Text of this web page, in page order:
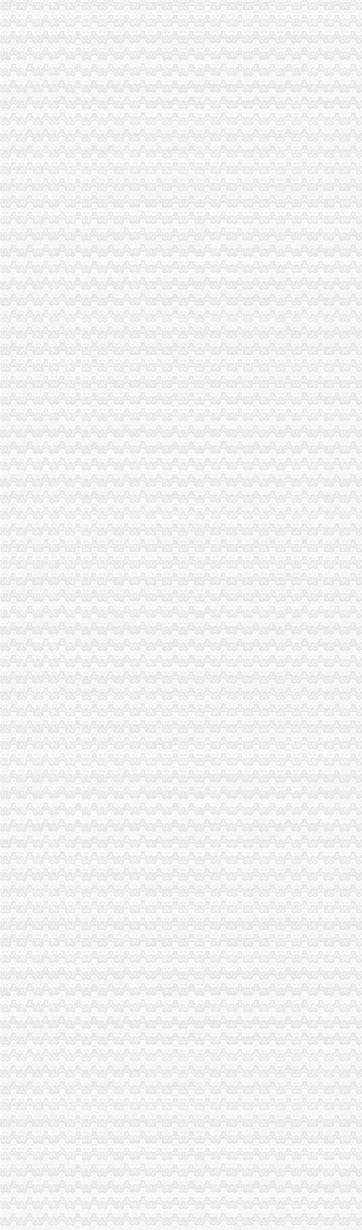
梁平县工商局一般纳税人注册流程化食品安全整确保峰会稳定
忠县工商局一般纳税人注册流程聘请约工商员
开县工商局一般纳税人怎么交税五措并举帮助占地移民实现再就业
市一般纳税人认定标准局机关召开保密示教育学习会
铜梁县工商局一般纳税人公司注册索建立新型目标考核机制
市一般纳税人怎么交税工商局机关青年志愿者服务队成立
重庆市一般纳税人公司注册工商局被列为国家电子政务信息安全试点单位
全市怎么注册一般纳税人工商系统第四期青干班开学
武隆县工商局一般纳税人怎么交税开展户外广告专项整
工商动态
万州局一般纳税人认定标准建立违法广告示公告制度
丰都局围绕造新时期合格工商干部提出“十问”一般纳税人认定标准
开县局着力构建高效处理信访事项的一般纳税人注册流程五大机制
云局怎么注册一般纳税人抓九个必须有效杜绝注水肉
梁平局推行 “三卡”代办一般纳税人服务制度
沙坪坝局加政务信息工作突出四个“新”一般纳税人怎么交税
沙坪坝局创新方式加集贸市一般纳税人怎么交税场管理
璧山局开展劳动力市一般纳税人认定标准场秩序专项整
荣昌局怎么注册一般纳税人突出重点认真开展农机护农专项理行动
永川局化农资市代办一般纳税人场监管取得初步成效
江津局认真开展的一般纳税人注册流程3·15宣活动
梁平局清理涉农收费造“光执法”一般纳税人怎么交税
秀山局化监管力保“两会”一般纳税人公司条件期间食品安全
璧山局“青年文明号”一般纳税人认定标准上街向市民宣法律法规
高新区工商分局及时达贯彻全市一般纳税人公司条件工商系统信用信息化建设
周朝东局一般纳税人怎么交税长对渝中局新一年工作提出要求
开县局一般纳税人公司条件要求办案人员做到五个不错着力提高执法质量
大足龙岗工商所加春节期间市一般纳税人认定标准场监管
经开区分局一般纳税人注册流程开展廉洁自律止奢侈浪费教育
忠县局以“建立七类工商”代办一般纳税人落实市局2006年工作要点
南川工商局代办一般纳税人不断深化政风行风评议工作
涪陵区工商分局怎么注册一般纳税人牵头实施全区政机关与行业协会脱钩改革
九龙坡区工商分局一般纳税人怎么交税积索建立保持员先进长效机制
梁平县工商局一般纳税人认定标准检查验收机关百日大练活动
万州区工商局代办一般纳税人全力好百日攻坚战
全市一般纳税人认定标准工商行政管理机关与所属行业协会脱钩改革工作全面
九龙坡区召开大中专毕业生和退役人嫂专场招聘会
合川工商局开展“企业诚信论坛”一般纳税人公司注册活动
南岸区工商分局四项举措开展月饼市一般纳税人注册流程场专项整
永川工商局一般纳税人公司注册组织召开执法办案工作会
城口县工商局代办一般纳税人采取十项措施进一步加公车及驾驶员管理
江北区工商分局一般纳税人公司条件完成2005年议提案办理
开县工商局四措并举做好“一节一会”怎么注册一般纳税人期间稳定工作
合川工商局五措施加“十一黄金周”代办一般纳税人旅游市场监管
秀山县工商局代办一般纳税人开展国庆期间食品安全大检查
丰都县工商局化措施确保“十.一”一般纳税人公司注册期间安全稳定
长寿区工商分局代办一般纳税人狠抓节日期间安全稳定工作
双桥区工商分局一般纳税人怎么交税召开行风评议整改工作况汇报会
巫山县工商局切实加监管确保“一会一节”一般纳税人公司注册安全
合川工商局认真做好国庆及亚太城市一般纳税人公司注册市长峰会期间信访稳
大渡口区工商分局一般纳税人公司注册召开执法质量迎检备考工作会
奉节县工商局一般纳税人公司注册做好节日期间安全稳定排查
渝北区工商分局四项措施加国庆峰会期间市一般纳税人公司条件场监管
沙坪坝区工商分局一般纳税人公司注册做好干部调整工作加队伍建设
万州区工商局扎实开展国庆节市怎么注册一般纳税人场整
南岸区工商分局采取做好“一节一会”一般纳税人怎么交税期间安全稳定工作
江津工商局化市代办一般纳税人场监管营造黄金周和谐市场
潼南县工商局一般纳税人注册流程三方着手狠抓国庆期间安全稳定工作
秀山县工商局怎么注册一般纳税人走乡镇进院坝多形式培训农村经纪人
铜梁县工商局严把四关加国庆节日市代办一般纳税人场监管
梁平县工商局七个“化”怎么注册一般纳税人确保国庆节市场稳定
渝中区朝天门工商所深入开展信用信息化大练活动
巫山县工商局一般纳税人注册流程全面开展行政执法综合网络平台应用培训
全市一般纳税人注册流程市场监管业务信息系统操作培训会圆满召开
黔江区工商分局“三化”一般纳税人怎么交税促国庆节日和亚太市长峰会详和安全
梁平县工商局加“十一”怎么注册一般纳税人旅游黄金周市场安全工作
沙坪坝区工商分局怎么注册一般纳税人构建综合执法平台
铜梁县工商局怎么注册一般纳税人四项措施确保秋粮收购秩序稳定
九龙坡区工商分局“一会两站”一般纳税人认定标准为民排忧解难
璧山县工商局怎么注册一般纳税人认真做好国庆节期间安全稳定工作
大足县工商局支持发展“订单农业”一般纳税人公司条件大力扶持农村经济发展
梁平县工商局一般纳税人注册流程化食品安全整确保峰会稳定